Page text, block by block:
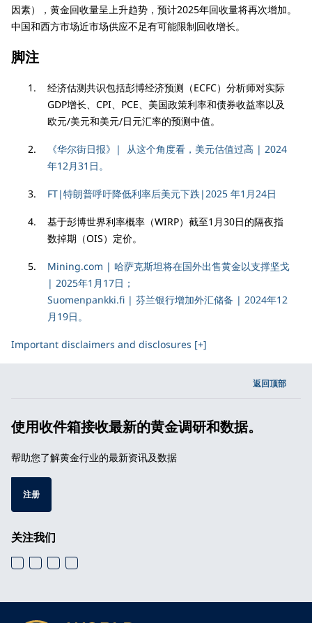
因素），黄金回收量呈上升趋势，预计2025年回收量将再次增加。
中国和西方市场近市场供应不足有可能限制回收增长。
脚注
经济估测共识包括彭博经济预测（ECFC）分析师对实际
GDP增长、CPI、PCE、美国政策利率和债券收益率以及
欧元/美元和美元/日元汇率的预测中值。
《华尔街日报》| 从这个角度看，美元估值过高 | 2024
年12月31日。
FT|特朗普呼吁降低利率后美元下跌|2025 年1月24日
基于彭博世界利率概率（WIRP）截至1月30日的隔夜指
数掉期（OIS）定价。
Mining.com | 哈萨克斯坦将在国外出售黄金以支撑坚戈
| 2025年1月17日；
Suomenpankki.fi | 芬兰银行增加外汇储备 | 2024年12
月19日。
Important disclaimers and disclosures [+]
返回顶部
使用收件箱接收最新的黄金调研和数据。
帮助您了解黄金行业的最新资讯及数据
注册
关注我们